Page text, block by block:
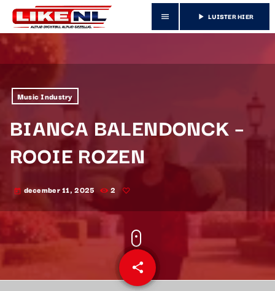
menu play_arrow LUISTER HIER
Music Industry
BIANCA BALENDONCK –
ROOIE ROZEN
today december 11, 2025 2
share
email